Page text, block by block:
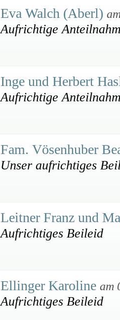
Eva Walch (Aberl)
Aufrichtige
Inge und Herbert
Aufrichtige
Fam. Vösenhuber
Unser aufrichtiges
Leitner Franz und
Aufrichtiges Beileid
Ellinger Karoline am
Aufrichtiges Beileid